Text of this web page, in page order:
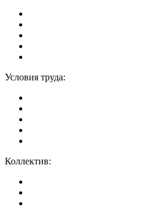
Условия труда:
Коллектив: